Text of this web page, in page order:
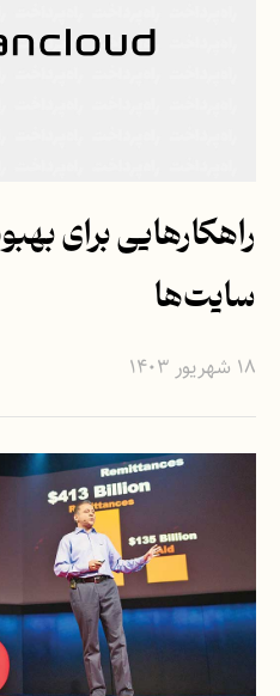
راهکارهایی برای
سایت‌ها
۱۸ شهریور ۱۴۰۳